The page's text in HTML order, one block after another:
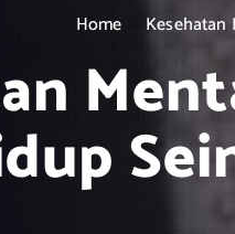
Home Kesehatan